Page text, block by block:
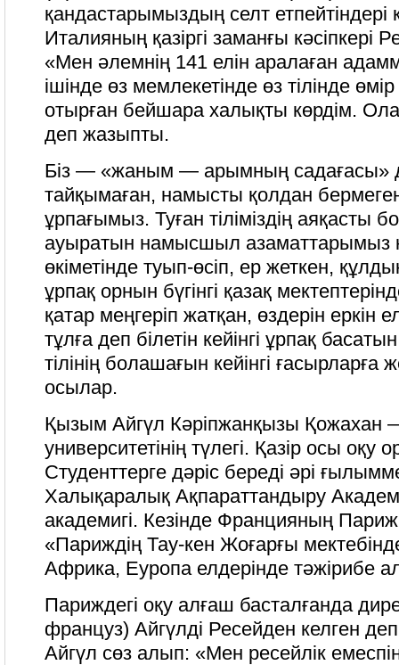
қандастарымыздың селт
Италияның қазіргі заманғы кәсіпкері
«Мен әлемнің 141 елін аралаған
ішінде өз мемлекетінде өз тілінде
отырған бейшара халықты көрдім.
деп жазыпты.
Біз — «жаным — арымның садағасы»
тайқымаған, намысты қолдан
ұрпағымыз. Туған тіліміздің аяқасты
ауыратын намысшыл азаматтарымыз
өкіметінде туып-өсіп, ер жеткен,
ұрпақ орнын бүгінгі қазақ
қатар меңгеріп жатқан, өздерін еркін
тұлға деп білетін кейінгі ұрпақ
тілінің болашағын кейінгі ғасырларға
осылар.
Қызым Айгүл Кәріпжанқызы Қожахан
университетінің түлегі. Қазір осы оқу
Студенттерге дәріс береді әрі
Халықаралық Ақпараттандыру
академигі. Кезінде Францияның
«Париждің Тау-кен Жоғарғы
Африка, Еуропа елдерінде тәжірибе
Париждегі оқу алғаш басталғанда
француз) Айгүлді Ресейден келген
Айгүл сөз алып: «Мен ресейлік